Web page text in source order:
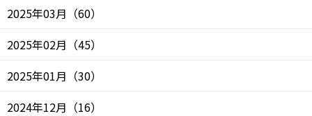
2025年03月 （60）
2025年02月 （45）
2025年01月 （30）
2024年12月 （16）